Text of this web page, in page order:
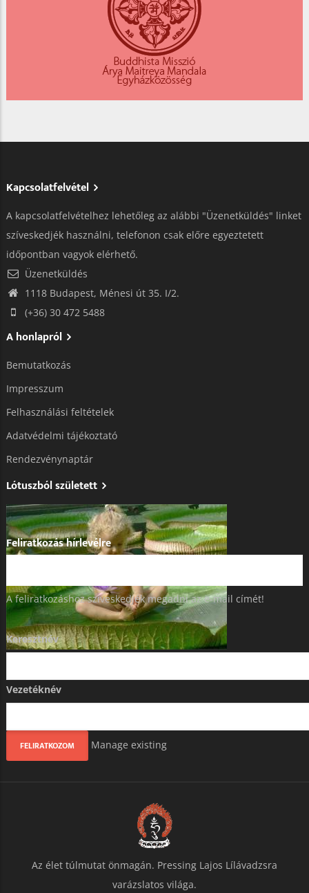
Kapcsolatfelvétel
A kapcsolatfelvételhez lehetőleg az alábbi "Üzenetküldés" linket
szíveskedjék használni, telefonon csak előre egyeztetett
időpontban vagyok elérhető.
Üzenetküldés
1118 Budapest, Ménesi út 35. I/2.
(+36) 30 472 5488
A honlapról
Bemutatkozás
Impresszum
Felhasználási feltételek
Adatvédelmi tájékoztató​
Rendezvénynaptár
Lótuszból született
Feliratkozás hírlevélre
A feliratkozáshoz szíveskedjék megadni az e-mail címét!
Keresztnév
Vezetéknév
Manage existing
Az élet túlmutat önmagán. Pressing Lajos Lílávadzsra
varázslatos világa.